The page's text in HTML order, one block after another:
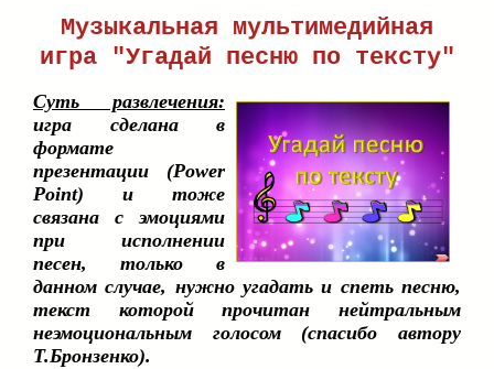
Музыкальная мультимедийная
игра "Угадай песню по тексту"
Суть развлечения:
игра сделана в
формате
презентации (Power
Point) и тоже
связана с эмоциями
при исполнении
песен, только в
данном случае, нужно угадать и спеть песню,
текст которой прочитан нейтральным
неэмоциональным голосом (спасибо автору
Т.Бронзенко).